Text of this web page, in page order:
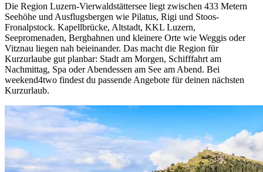
Die Region Luzern-Vierwaldstättersee liegt zwischen 433 Metern
Seehöhe und Ausflugsbergen wie Pilatus, Rigi und Stoos-
Fronalpstock. Kapellbrücke, Altstadt, KKL Luzern,
Seepromenaden, Bergbahnen und kleinere Orte wie Weggis oder
Vitznau liegen nah beieinander. Das macht die Region für
Kurzurlaube gut planbar: Stadt am Morgen, Schifffahrt am
Nachmittag, Spa oder Abendessen am See am Abend. Bei
weekend4two findest du passende Angebote für deinen nächsten
Kurzurlaub.